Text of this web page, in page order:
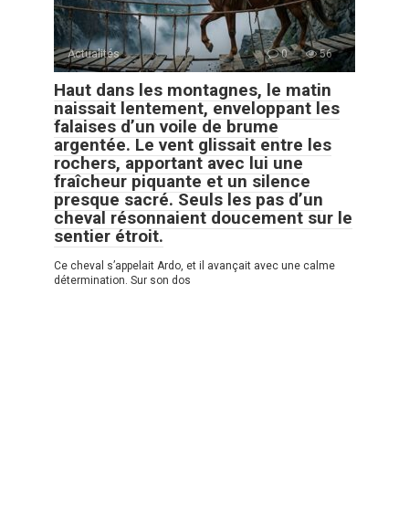
Actualités 0 56
Haut dans les montagnes, le matin
naissait lentement, enveloppant les
falaises d’un voile de brume
argentée. Le vent glissait entre les
rochers, apportant avec lui une
fraîcheur piquante et un silence
presque sacré. Seuls les pas d’un
cheval résonnaient doucement sur le
sentier étroit.
Ce cheval s’appelait Ardo, et il avançait avec une calme
détermination. Sur son dos